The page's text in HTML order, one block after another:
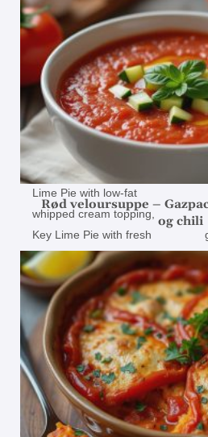
Rød veloursuppe –
og chili